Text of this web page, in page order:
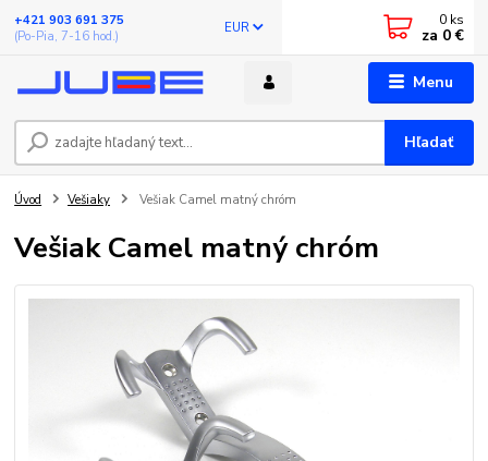
Menu
EUR
Hľadať
+421 903 691 375
(Po-Pia, 7-16 hod.)
0 ks
za 0 €
Úvod Vešiaky Vešiak Camel matný chróm
Vešiak Camel matný chróm